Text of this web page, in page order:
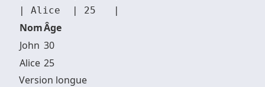
NomÂge
John 30
Alice 25
Version longue